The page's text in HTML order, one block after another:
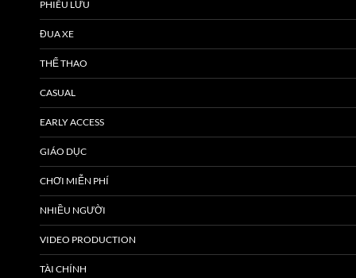
PHIÊU LƯU
ĐUA XE
THỂ THAO
CASUAL
EARLY ACCESS
GIÁO DỤC
CHƠI MIỄN PHÍ
NHIỀU NGƯỜI
VIDEO PRODUCTION
TÀI CHÍNH